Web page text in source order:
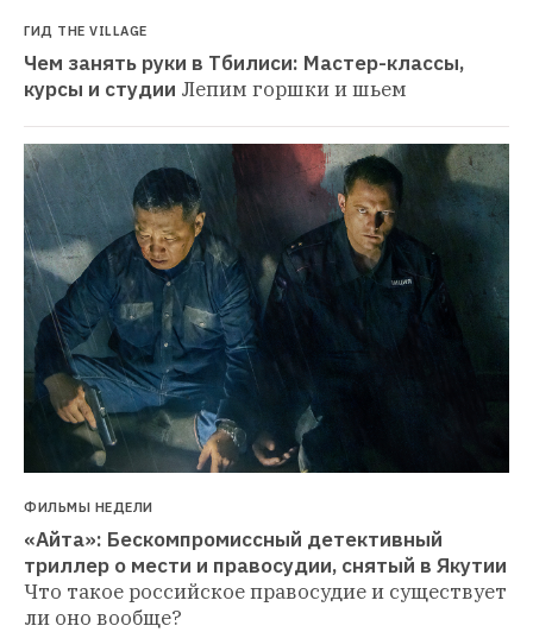
ГИД THE VILLAGE
Чем занять руки в Тбилиси: Мастер-классы,
курсы и студии Лепим горшки и шьем
ФИЛЬМЫ НЕДЕЛИ
«Айта»: Бескомпромиссный детективный
триллер о мести и правосудии, снятый в Якутии
Что такое российское правосудие и существует
ли оно вообще?